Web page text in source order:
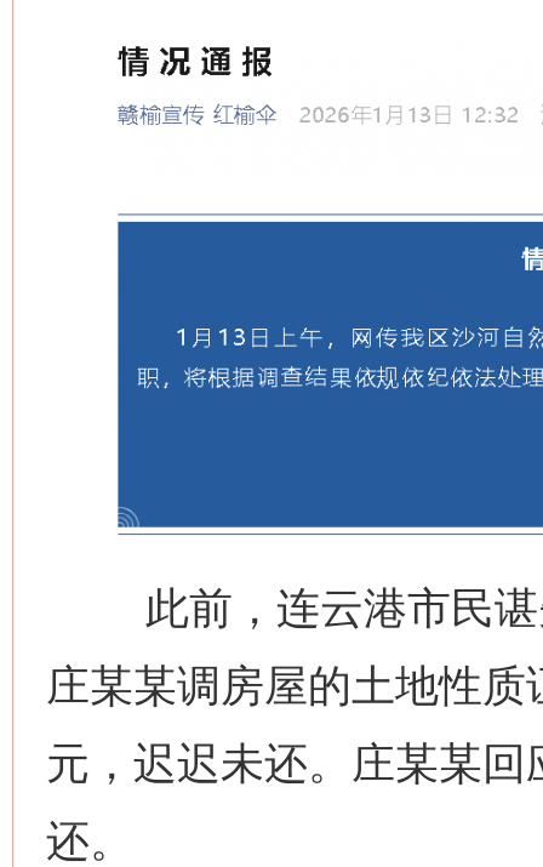
此前，连云港市民谌
庄某某调房屋的土地性
元，迟迟未还。庄某某
还。